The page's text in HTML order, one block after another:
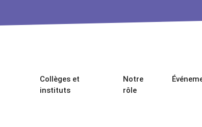
Collèges et
instituts
Notre
rôle